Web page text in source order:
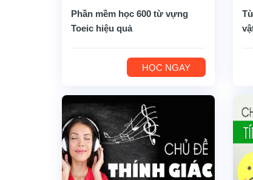
Phần mềm học 600 từ vựng
Toeic hiệu quả
HỌC NGAY